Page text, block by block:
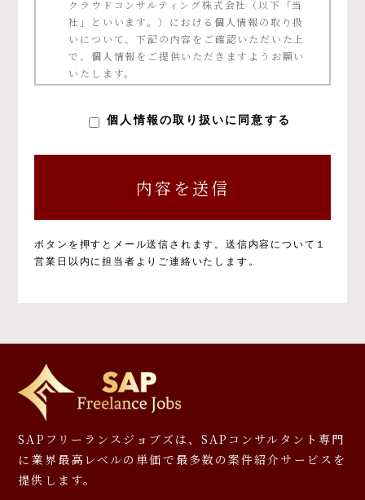
クラウドコンサルティング株式会社（以下「当
社」といいます。）における個人情報の取り扱
いについて、下記の内容をご確認いただいた上
で、個人情報をご提供いただきますようお願い
いたします。
以下のとおりです。
③ご本人の承諾に基づく、当社サービス利用
企業への個人情報提供
ー等への応募、プレゼント発送等
※お預かりした書類については、一部お返しで
きないことがありますのでご了承ください。
個人情報を提供しなかった場合に生じる結
果について
必要となる項目を入力いただかない場合は、本
個人情報の取り扱いに同意する
ボタンを押すとメール送信されます。 送信内容について１
営業日以内に担当者よりご連絡いたします。
SAPフリーランスジョブズは、SAPコンサルタント専門
に 業界最高レベルの単価で最多数の案件紹介サービスを
提供します。